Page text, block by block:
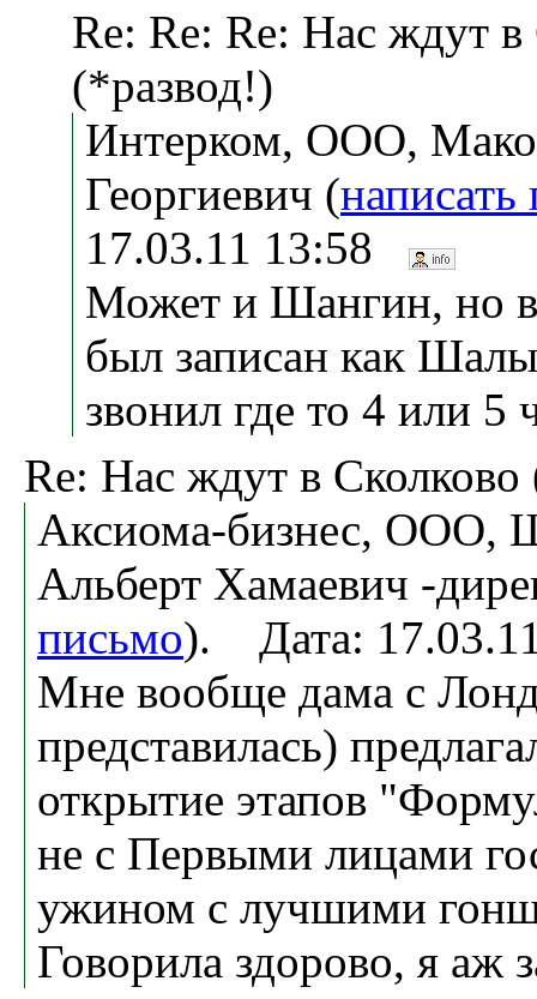
Re: Re: Re: Нас ждут в
(*развод!)
Интерком, ООО,
Георгиевич (
17.03.11 13:58
Может и Шангин, но
был записан как
звонил где то 4 или 5
Re: Нас ждут в Сколково
Аксиома-бизнес, ООО,
Альберт Хамаевич -
письмо). Дата:
Мне вообще дама с
представилась)
открытие этапов
не с Первыми лицами
ужином с лучшими
Говорила здорово, я аж